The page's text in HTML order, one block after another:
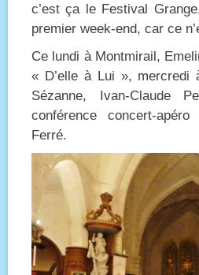
c’est ça le Festival
premier week-end, car ce
Ce lundi à Montmirail,
« D’elle à Lui », mercredi
Sézanne, Ivan-Claude
conférence concert-
Ferré.